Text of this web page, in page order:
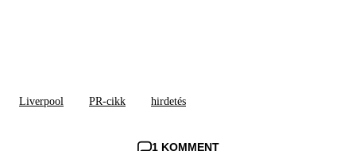
Liverpool PR-cikk hirdetés
1 KOMMENT